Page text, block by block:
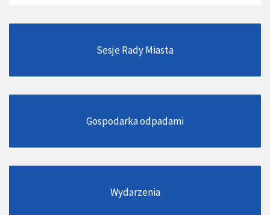
Sesje Rady Miasta
Gospodarka odpadami
Wydarzenia